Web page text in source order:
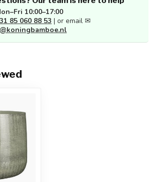
10:00–17:00
85 060 88 53 | or email ✉